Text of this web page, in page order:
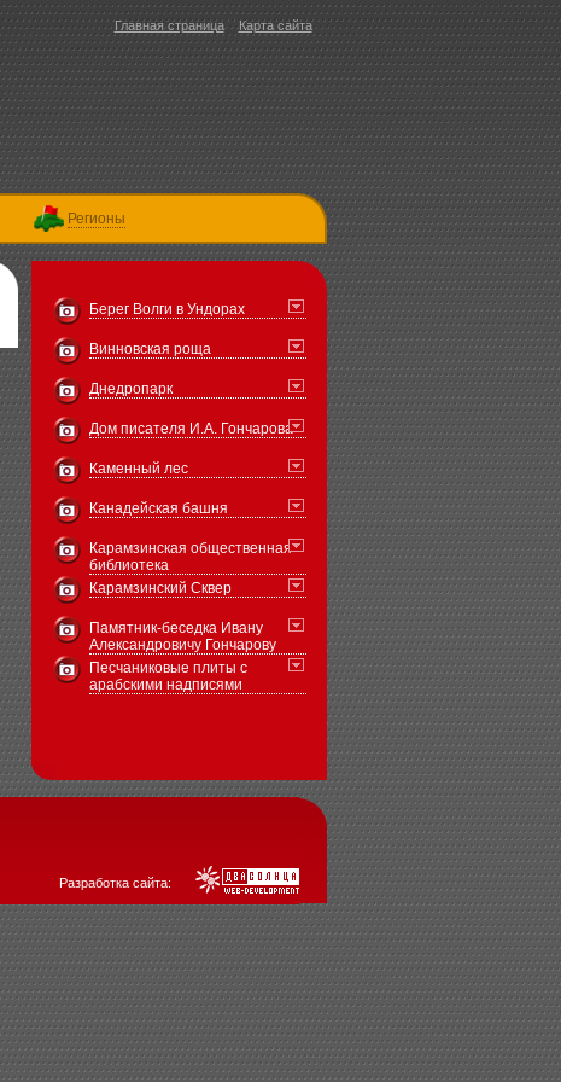
Главная страница Карта сайта
Регионы
Берег Волги в Ундорах
Винновская роща
Днедропарк
Дом писателя И.А. Гончарова
Каменный лес
Канадейская башня
Карамзинская общественная
библиотека
Карамзинский Сквер
Памятник-беседка Ивану
Александровичу Гончарову
Песчаниковые плиты с
арабскими надписями
Разработка сайта: